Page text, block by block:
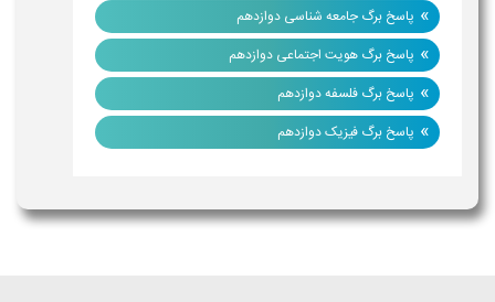
» پاسخ برگ جامعه شناسی دوازدهم
» پاسخ برگ هویت اجتماعی دوازدهم
» پاسخ برگ فلسفه دوازدهم
» پاسخ برگ فیزیک دوازدهم